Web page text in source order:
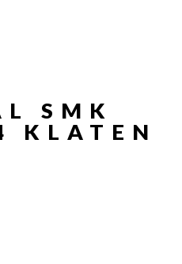
SMK
KLATEN